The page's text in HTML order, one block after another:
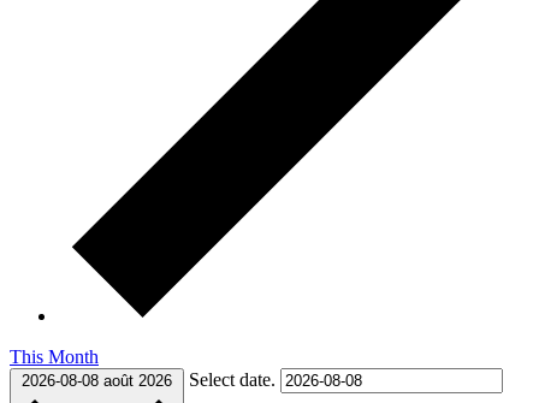
This Month
2026-08-08 août 2026 Select date.